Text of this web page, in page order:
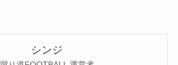
シンジ